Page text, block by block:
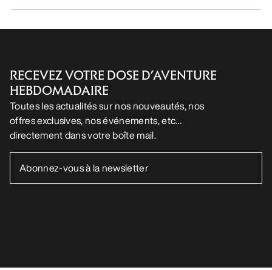
RECEVEZ VOTRE DOSE D’AVENTURE
HEBDOMADAIRE
Toutes les actualités sur nos nouveautés, nos
offres exclusives, nos événements, etc…
directement dans votre boîte mail.